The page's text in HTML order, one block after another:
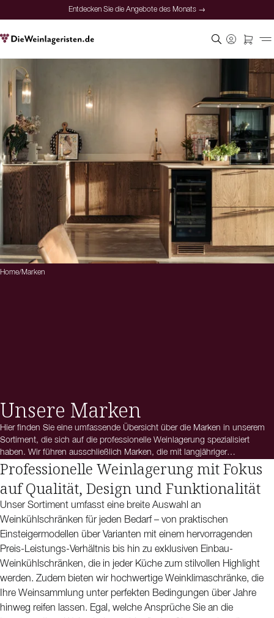
Entdecken Sie die Angebote des Monats →
Home/Marken
Unsere Marken
Hier finden Sie eine umfassende Übersicht über die Marken in unserem
Sortiment, die sich auf die professionelle Weinlagerung spezialisiert
haben. Wir führen ausschließlich Marken, die mit langjähriger
Erfahrung Weinkühlschränke und Weinklimaschränke entwickeln, die
den fünf goldenen Regeln der Weinlagerung entsprechen. Dabei stehen
Qualität, Funktionalität und ein durchdachtes Design im Mittelpunkt,
sodass Sie für jede Anforderung das passende Modell finden.
Professionelle Weinlagerung mit Fokus
auf Qualität, Design und Funktionalität
Unser Sortiment umfasst eine breite Auswahl an
Weinkühlschränken für jeden Bedarf – von praktischen
Einsteigermodellen über Varianten mit einem hervorragenden
Preis-Leistungs-Verhältnis bis hin zu exklusiven Einbau-
Weinkühlschränken, die in jeder Küche zum stilvollen Highlight
werden. Zudem bieten wir hochwertige Weinklimaschränke, die
Ihre Weinsammlung unter perfekten Bedingungen über Jahre
hinweg reifen lassen. Egal, welche Ansprüche Sie an die